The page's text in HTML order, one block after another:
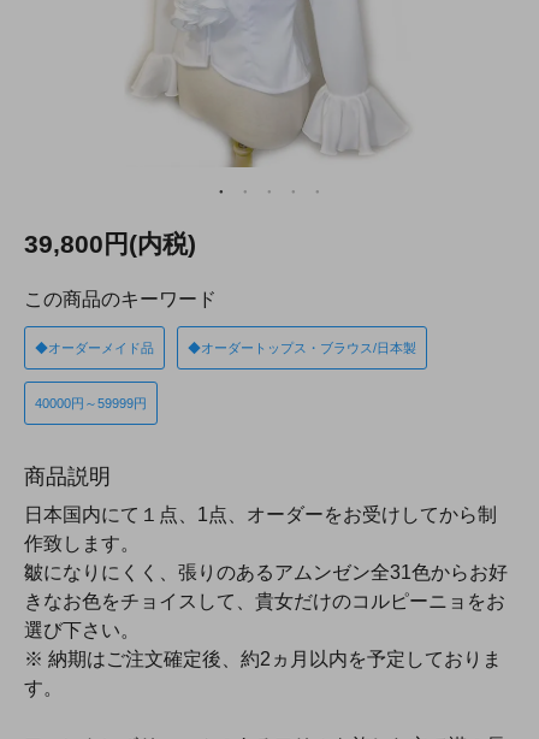
39,800円(内税)
この商品のキーワード
◆オーダーメイド品 ◆オーダートップス・ブラウス/日本製
40000円～59999円
商品説明
日本国内にて１点、1点、オーダーをお受けしてから制
作致します。
皺になりにくく、張りのあるアムンゼン全31色からお好
きなお色をチョイスして、貴女だけのコルピーニョをお
選び下さい。
※ 納期はご注文確定後、約2ヵ月以内を予定しておりま
す。